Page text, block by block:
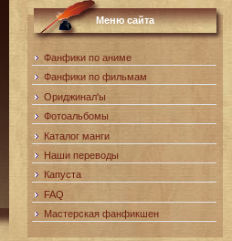
Меню сайта
Фанфики по аниме
Фанфики по фильмам
Ориджинал'ы
Фотоальбомы
Каталог манги
Наши переводы
Капуста
FAQ
Мастерская фанфикшен